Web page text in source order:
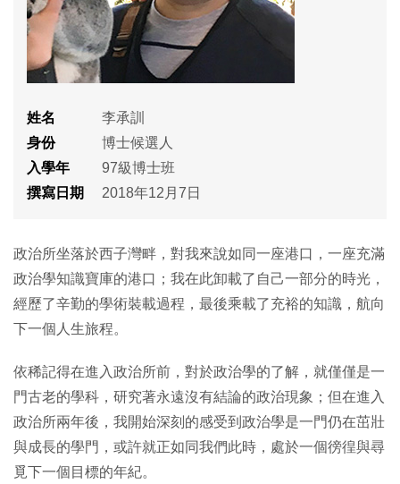
姓名
李承訓
身份
博士候選人
入學年
97級博士班
撰寫日期
2018年12月7日
政治所坐落於西子灣畔，對我來說如同一座港口，一座充滿
政治學知識寶庫的港口；我在此卸載了自己一部分的時光，
經歷了辛勤的學術裝載過程，最後乘載了充裕的知識，航向
下一個人生旅程。
依稀記得在進入政治所前，對於政治學的了解，就僅僅是一
門古老的學科，研究著永遠沒有結論的政治現象；但在進入
政治所兩年後，我開始深刻的感受到政治學是一門仍在茁壯
與成長的學門，或許就正如同我們此時，處於一個徬徨與尋
覓下一個目標的年紀。